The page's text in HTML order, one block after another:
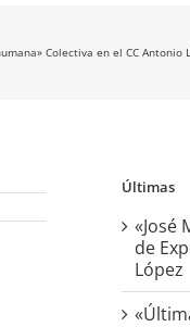
Colectiva en el CC Antonio
Últimas
«José
de
López